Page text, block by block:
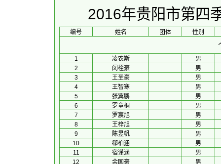
2016年贵阳市第四
编号 姓名 团体 性别
1 凌农斯
男
2
闵桎豪
男
3
王圣豪
男
4
王智寒
男
5
张翼鹏
男
6
罗章桐
男
7
罗宸旭
男
8
王梓旭
男
9
陈昱帆
男
10
郗柏涵
男
11
宿谨涵
男
12
余国豪
男